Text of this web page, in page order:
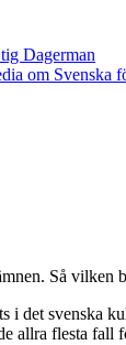
Så vilken
det
allra flesta